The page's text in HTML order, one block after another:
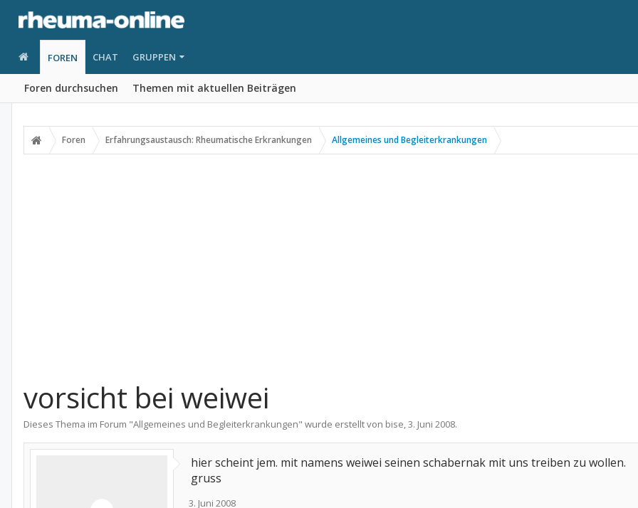
FOREN
Foren durchsuchen Themen mit aktuellen Beiträgen
CHAT GRUPPEN
Foren Erfahrungsaustausch: Rheumatische Erkrankungen Allgemeines und Begleiterkrankungen
vorsicht bei weiwei
Dieses Thema im Forum "Allgemeines und Begleiterkrankungen" wurde erstellt von bise,3. Juni 2008.
hier scheint jem. mit namens weiwei seinen schabernak mit uns treiben zu wollen.
gruss
3. Juni 2008